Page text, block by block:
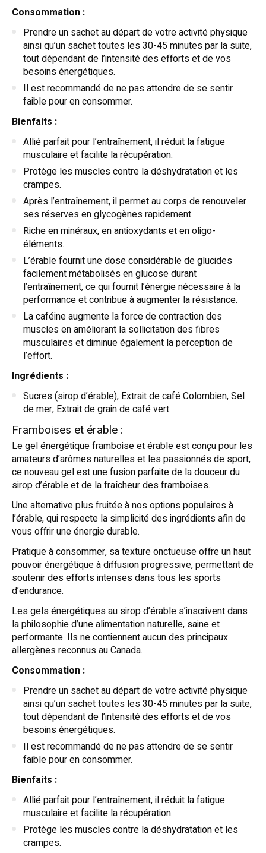
Consommation :
Prendre un sachet au départ de votre activité physique
ainsi qu’un sachet toutes les 30-45 minutes par la suite,
tout dépendant de l’intensité des efforts et de vos
besoins énergétiques.
Il est recommandé de ne pas attendre de se sentir
faible pour en consommer.
Bienfaits :
Allié parfait pour l’entraînement, il réduit la fatigue
musculaire et facilite la récupération.
Protège les muscles contre la déshydratation et les
crampes.
Après l’entraînement, il permet au corps de renouveler
ses réserves en glycogènes rapidement.
Riche en minéraux, en antioxydants et en oligo-
éléments.
L’érable fournit une dose considérable de glucides
facilement métabolisés en glucose durant
l’entraînement, ce qui fournit l’énergie nécessaire à la
performance et contribue à augmenter la résistance.
La caféine augmente la force de contraction des
muscles en améliorant la sollicitation des fibres
musculaires et diminue également la perception de
l’effort.
Ingrédients :
Sucres (sirop d’érable), Extrait de café Colombien, Sel
de mer, Extrait de grain de café vert.
Framboises et érable :
Le gel énergétique framboise et érable est conçu pour les
amateurs d’arômes naturelles et les passionnés de sport,
ce nouveau gel est une fusion parfaite de la douceur du
sirop d’érable et de la fraîcheur des framboises.
Une alternative plus fruitée à nos options populaires à
l’érable, qui respecte la simplicité des ingrédients afin de
vous offrir une énergie durable.
Pratique à consommer, sa texture onctueuse offre un haut
pouvoir énergétique à diffusion progressive, permettant de
soutenir des efforts intenses dans tous les sports
d’endurance.
Les gels énergétiques au sirop d’érable s’inscrivent dans
la philosophie d’une alimentation naturelle, saine et
performante. Ils ne contiennent aucun des principaux
allergènes reconnus au Canada.
Consommation :
Prendre un sachet au départ de votre activité physique
ainsi qu’un sachet toutes les 30-45 minutes par la suite,
tout dépendant de l’intensité des efforts et de vos
besoins énergétiques.
Il est recommandé de ne pas attendre de se sentir
faible pour en consommer.
Bienfaits :
Allié parfait pour l’entraînement, il réduit la fatigue
musculaire et facilite la récupération.
Protège les muscles contre la déshydratation et les
crampes.